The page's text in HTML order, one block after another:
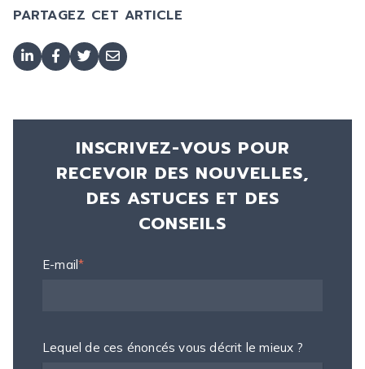
PARTAGEZ CET ARTICLE
INSCRIVEZ-VOUS POUR
RECEVOIR DES NOUVELLES,
DES ASTUCES ET DES
CONSEILS
E-mail*
Lequel de ces énoncés vous décrit le mieux ?